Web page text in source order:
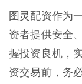
图灵配资作为
资者提供安全
握投资良机，
资交易前，务